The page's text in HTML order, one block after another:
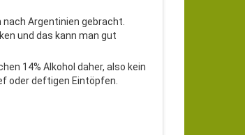
Argentinien gebracht.
und das kann man gut
14% Alkohol daher, also kein
oder deftigen Eintöpfen.